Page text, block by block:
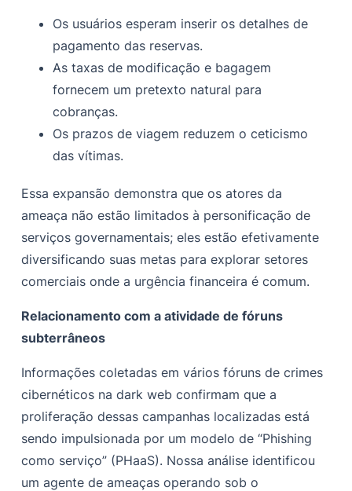
Os usuários esperam inserir os detalhes de
pagamento das reservas.
As taxas de modificação e bagagem
fornecem um pretexto natural para
cobranças.
Os prazos de viagem reduzem o ceticismo
das vítimas.
Essa expansão demonstra que os atores da
ameaça não estão limitados à personificação de
serviços governamentais; eles estão efetivamente
diversificando suas metas para explorar setores
comerciais onde a urgência financeira é comum.
Relacionamento com a atividade de fóruns
subterrâneos
Informações coletadas em vários fóruns de crimes
cibernéticos na dark web confirmam que a
proliferação dessas campanhas localizadas está
sendo impulsionada por um modelo de “Phishing
como serviço” (PHaaS). Nossa análise identificou
um agente de ameaças operando sob o